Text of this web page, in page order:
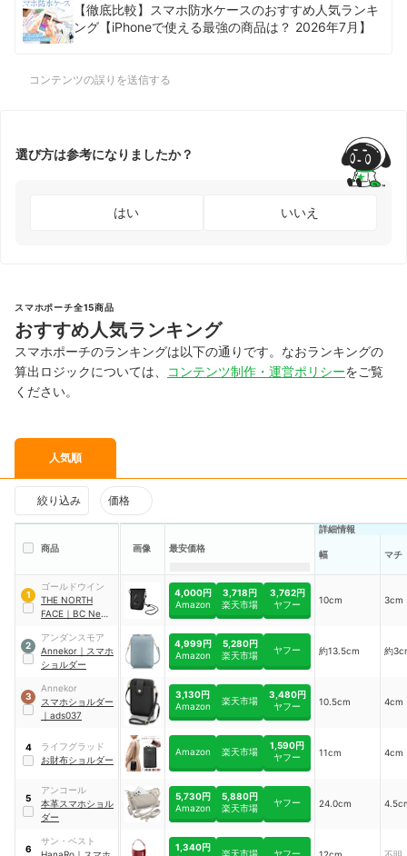
【徹底比較】スマホ防水ケースのおすすめ人気ランキ
ング【iPhoneで使える最強の商品は？ 2026年7月】
コンテンツの誤りを送信する
選び方は参考になりましたか？
はい いいえ
スマホポーチ全15商品
おすすめ人気ランキング
スマホポーチのランキングは以下の通りです。なおランキングの
算出ロジックについては、
コンテンツ制作・運営ポリシーをご覧
ください。
人気順
絞り込み 価格
商品 画像 最安価格
詳細情報
幅 マチ
1
ゴールドウイン
THE NORTH
FACE ｜ BC Neck
ポーチ ｜
NM82502
4,000円
Amazon
3,718円
楽天市場
3,762円
ヤフー
10cm 3cm
2
アンダンスモア
Annekor ｜ スマホ
ショルダー
4,999円
Amazon
5,280円
楽天市場
ヤフー 約13.5cm 約
3
Annekor
スマホショルダー
｜ ads037
3,130円
Amazon
楽天市場
3,480円
ヤフー
10.5cm 4cm
4
ライフグラッド
お財布ショルダー
Amazon 楽天市場
1,590円
ヤフー
11cm 4cm
5
アンコール
本革スマホショル
ダー
5,730円
Amazon
5,880円
楽天市場
ヤフー 24.0cm
6
サン・ベスト
1,340円
楽天市場 ヤフー